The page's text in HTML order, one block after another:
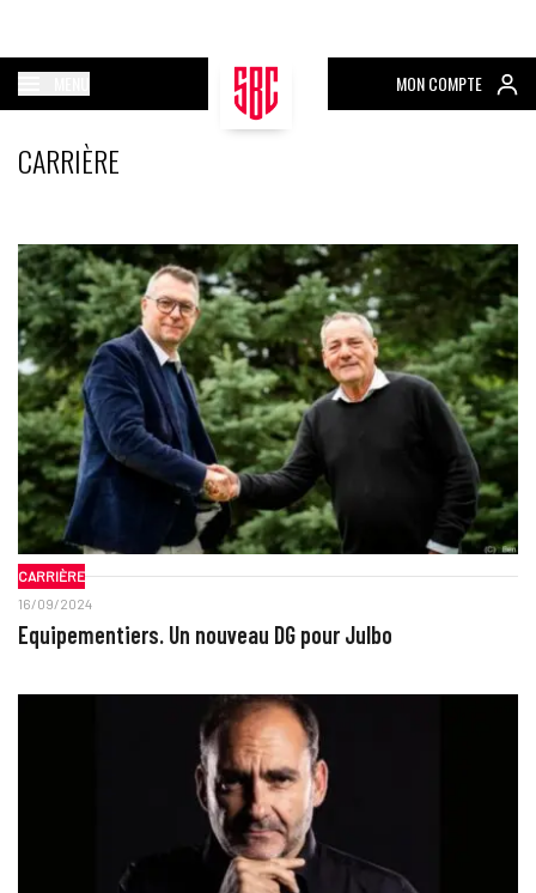
MON COMPTE
CARRIÈRE
CARRIÈRE
16/09/2024
Equipementiers. Un nouveau DG pour Julbo